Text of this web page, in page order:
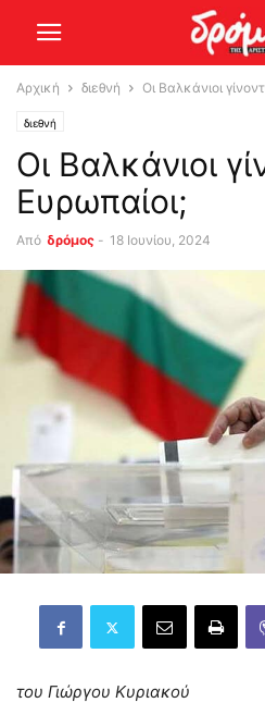
Αρχική διεθνή Οι Βαλκάνιοι
διεθνή
Οι Βαλκάνιοι
Ευρωπαίοι;
Από δρόμος - 18 Ιουνίου, 2024
του Γιώργου Κυριακού